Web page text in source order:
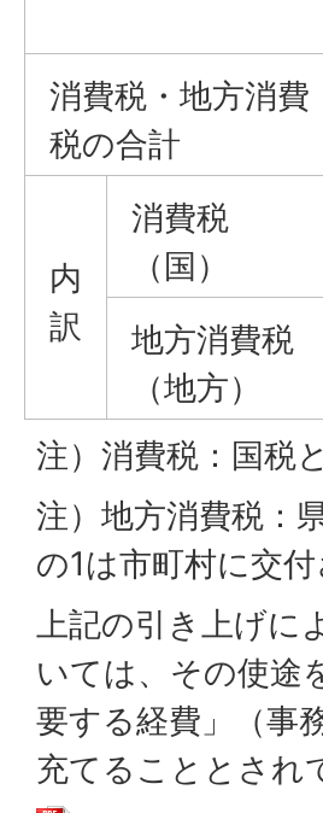
消費税・地方消費
税の合計
内
訳
消費税
（国）
地方消費税
（地方）
注）消費税：国税
注）地方消費税：
の1は市町村に交付
上記の引き上げに
いては、その使途
要する経費」（事
充てることとされ